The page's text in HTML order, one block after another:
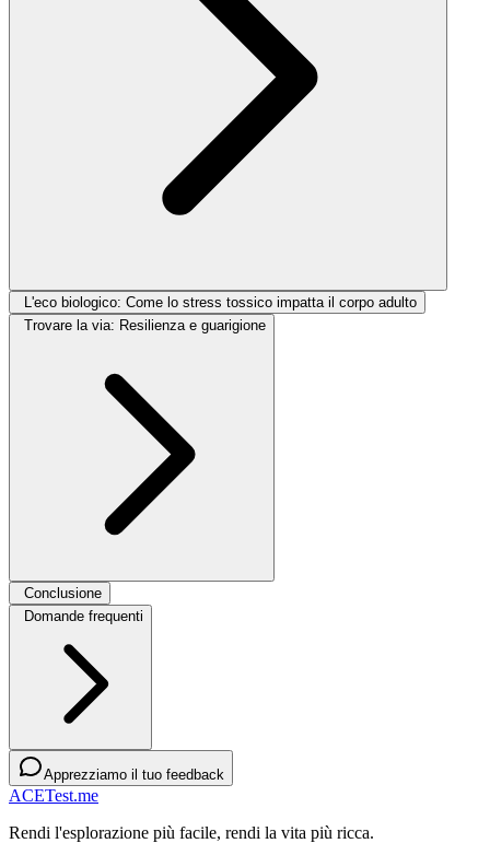
L'eco biologico: Come lo stress tossico impatta il corpo adulto
Trovare la via: Resilienza e guarigione
Conclusione
Domande frequenti
Apprezziamo il tuo feedback
ACETest.me
Rendi l'esplorazione più facile, rendi la vita più ricca.